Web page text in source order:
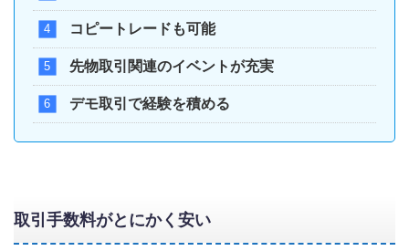
コピートレードも可能
先物取引関連のイベントが充実
デモ取引で経験を積める
取引手数料がとにかく安い